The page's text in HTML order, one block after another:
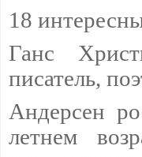
18
Ганс
писатель,
Андерсен
летнем